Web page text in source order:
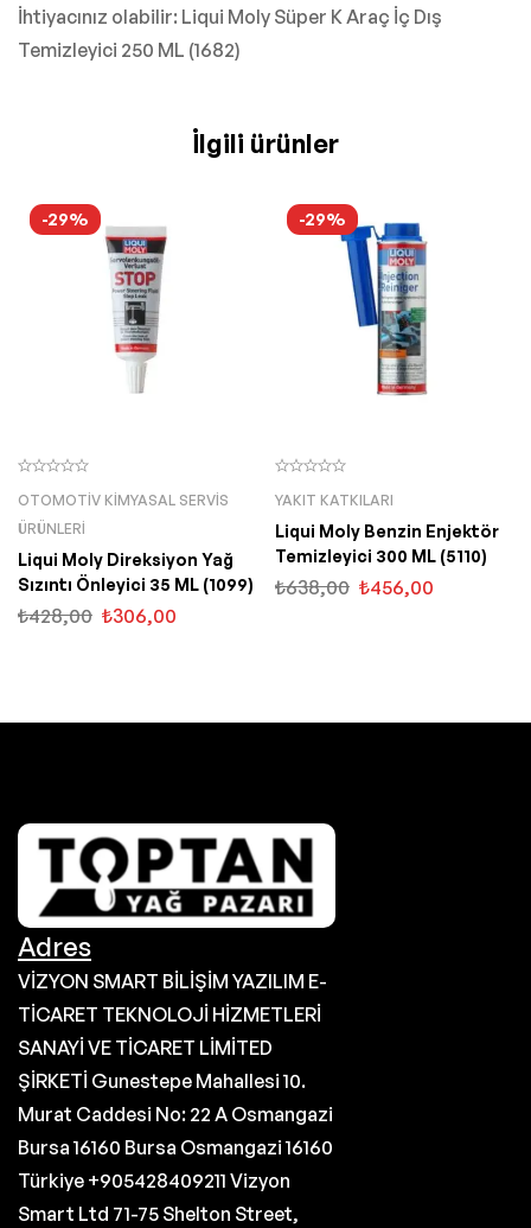
İhtiyacınız olabilir: Liqui Moly Süper K Araç İç Dış
Temizleyici 250 ML (1682)
İlgili ürünler
-29%
OTOMOTIV KIMYASAL SERVIS
ÜRÜNLERI
Liqui Moly Direksiyon Yağ
Sızıntı Önleyici 35 ML (1099)
₺428,00 ₺306,00
-29%
YAKIT KATKILARI
Liqui Moly Benzin Enjektör
Temizleyici 300 ML (5110)
₺638,00 ₺456,00
Adres
VİZYON SMART BİLİŞİM YAZILIM E-
TİCARET TEKNOLOJİ HİZMETLERİ
SANAYİ VE TİCARET LİMİTED
ŞİRKETİ Gunestepe Mahallesi 10.
Murat Caddesi No: 22 A Osmangazi
Bursa 16160 Bursa Osmangazi 16160
Türkiye +905428409211 Vizyon
Smart Ltd 71-75 Shelton Street,